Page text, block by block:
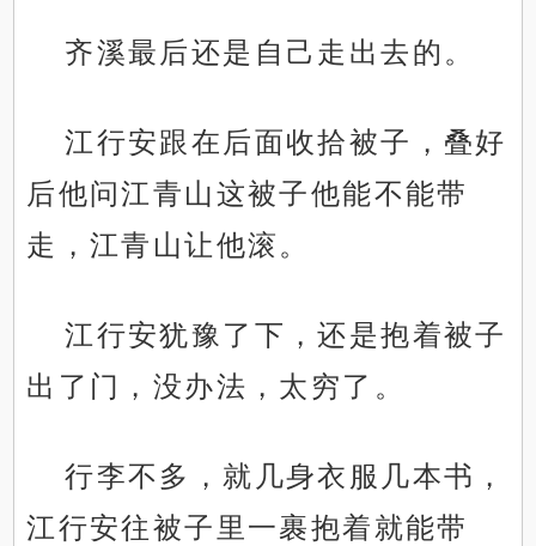
齐溪最后还是自己走出去的。
江行安跟在后面收拾被子，叠好
后他问江青山这被子他能不能带
走，江青山让他滚。
江行安犹豫了下，还是抱着被子
出了门，没办法，太穷了。
行李不多，就几身衣服几本书，
江行安往被子里一裹抱着就能带